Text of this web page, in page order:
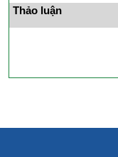
Thảo luận